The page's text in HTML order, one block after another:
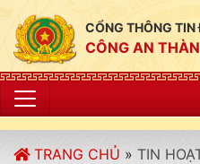
CỔNG THÔNG
CÔNG AN
TRANG CHỦ » TIN